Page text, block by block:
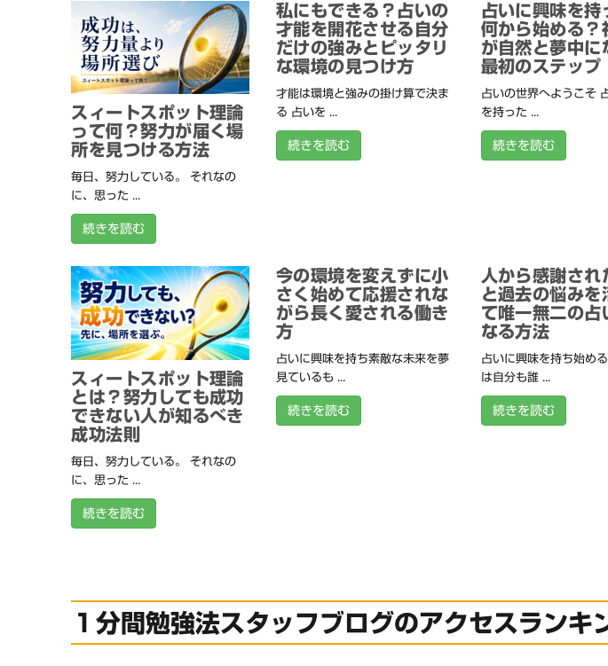
スィートスポット理論
って何？努力が届く場
所を見つける方法
毎日、努力している。 それなの
に、思った ...
続きを読む
私にもできる？占いの
才能を開花させる自分
だけの強みとピッタリ
な環境の見つけ方
才能は環境と強みの掛け算で決ま
る 占いを ...
続きを読む
占いに興味を持
何から始める？
が自然と夢中に
最初のステップ
占いの世界へようこそ
を持った ...
続きを読む
スィートスポット理論
とは？努力しても成功
できない人が知るべき
成功法則
毎日、努力している。 それなの
に、思った ...
続きを読む
今の環境を変えずに小
さく始めて応援されな
がら長く愛される働き
方
占いに興味を持ち素敵な未来を夢
見ているも ...
続きを読む
人から感謝され
と過去の悩みを
て唯一無二の占
なる方法
占いに興味を持ち始め
は自分も誰 ...
続きを読む
１分間勉強法スタッフブログのアクセスランキ